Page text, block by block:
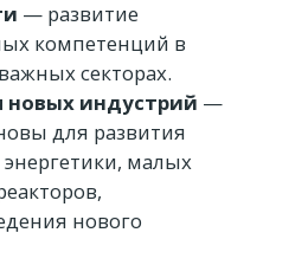
— развитие
компетенций в
секторах.
новых индустрий —
для развития
малых
нового